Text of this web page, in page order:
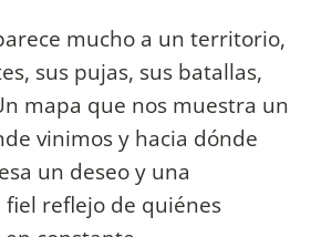
mucho a un territorio,
sus pujas, sus batallas,
mapa que nos muestra un
vinimos y hacia dónde
un deseo y una
fiel reflejo de quiénes